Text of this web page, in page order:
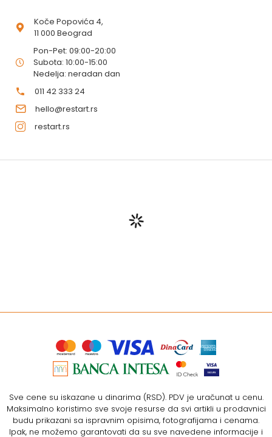
Koče Popovića 4,
11 000 Beograd
Pon-Pet: 09:00-20:00
Subota: 10:00-15:00
Nedelja: neradan dan
011 42 333 24
hello@restart.rs
restart.rs
Sve cene su iskazane u dinarima (RSD). PDV je uračunat u cenu.
Maksimalno koristimo sve svoje resurse da svi artikli u prodavnici
budu prikazani sa ispravnim opisima, fotografijama i cenama.
Ipak, ne možemo garantovati da su sve navedene informacije i